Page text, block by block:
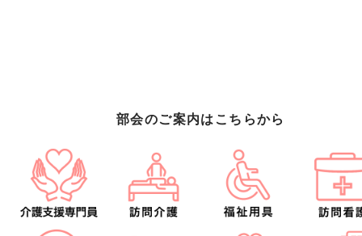
部会のご案内はこちらから